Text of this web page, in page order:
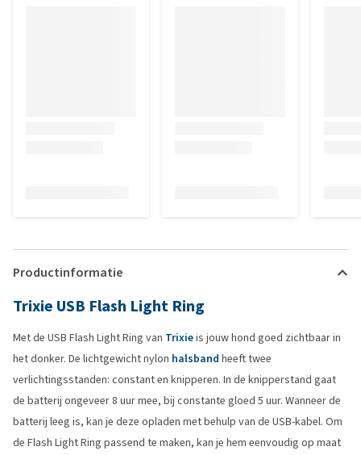
Productinformatie
Trixie USB Flash Light Ring
Met de USB Flash Light Ring van Trixieis jouw hond goed zichtbaar in
het donker. De lichtgewicht nylon halsband heeft twee
verlichtingsstanden: constant en knipperen. In de knipperstand gaat
de batterij ongeveer 8 uur mee, bij constante gloed 5 uur. Wanneer de
batterij leeg is, kan je deze opladen met behulp van de USB-kabel. Om
de Flash Light Ring passend te maken, kan je hem eenvoudig op maat